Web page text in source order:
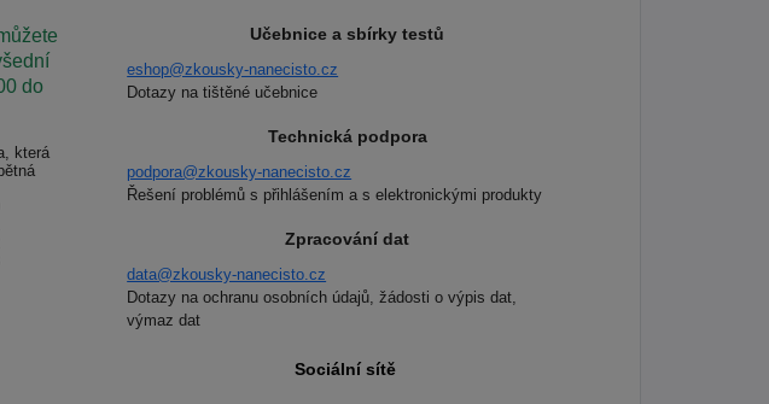
do
která
Učebnice a sbírky testů
eshop@zkousky-nanecisto.cz
Dotazy na tištěné učebnice
Technická podpora
podpora@zkousky-nanecisto.cz
Řešení problémů s přihlášením a s elektronickými produkty
Zpracování dat
data@zkousky-nanecisto.cz
Dotazy na ochranu osobních údajů, žádosti o výpis dat,
výmaz dat
Sociální sítě